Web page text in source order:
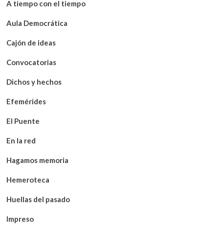
A tiempo con el tiempo
Aula Democrática
Cajón de ideas
Convocatorias
Dichos y hechos
Efemérides
El Puente
En la red
Hagamos memoria
Hemeroteca
Huellas del pasado
Impreso